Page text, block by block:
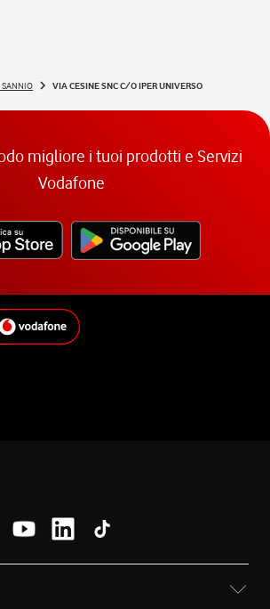
SANNIO VIA CESINE SNC C/O IPER UNIVERSO
migliore i tuoi prodotti e Servizi
Vodafone